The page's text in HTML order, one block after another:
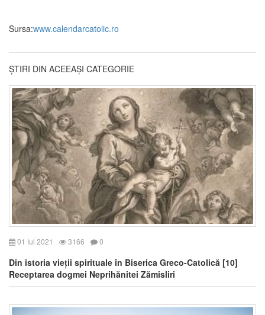
Sursa:www.calendarcatolic.ro
ȘTIRI DIN ACEEAȘI CATEGORIE
01 Iul 2021 3166 0
Din istoria vieții spirituale în Biserica Greco-Catolică [10]
Receptarea dogmei Neprihănitei Zămisliri